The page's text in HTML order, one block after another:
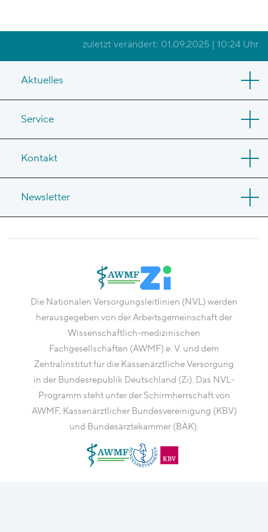
zuletzt verändert: 01.09.2025 | 10:24 Uhr
Aktuelles
Service
Kontakt
Newsletter
Die Nationalen Versorgungsleitlinien (NVL) werden
herausgegeben von der Arbeitsgemeinschaft der
Wissenschaftlich-medizinischen
Fachgesellschaften (AWMF) e. V. und dem
Zentralinstitut für die Kassenärztliche Versorgung
in der Bundesrepublik Deutschland (Zi). Das NVL-
Programm steht unter der Schirmherrschaft von
AWMF, Kassenärztlicher Bundesvereinigung (KBV)
und Bundesärztekammer (BÄK).